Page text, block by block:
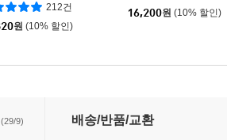
212건
원 (10% 할인)
16,200원 (10% 할인)
(29/9) 배송/반품/교환